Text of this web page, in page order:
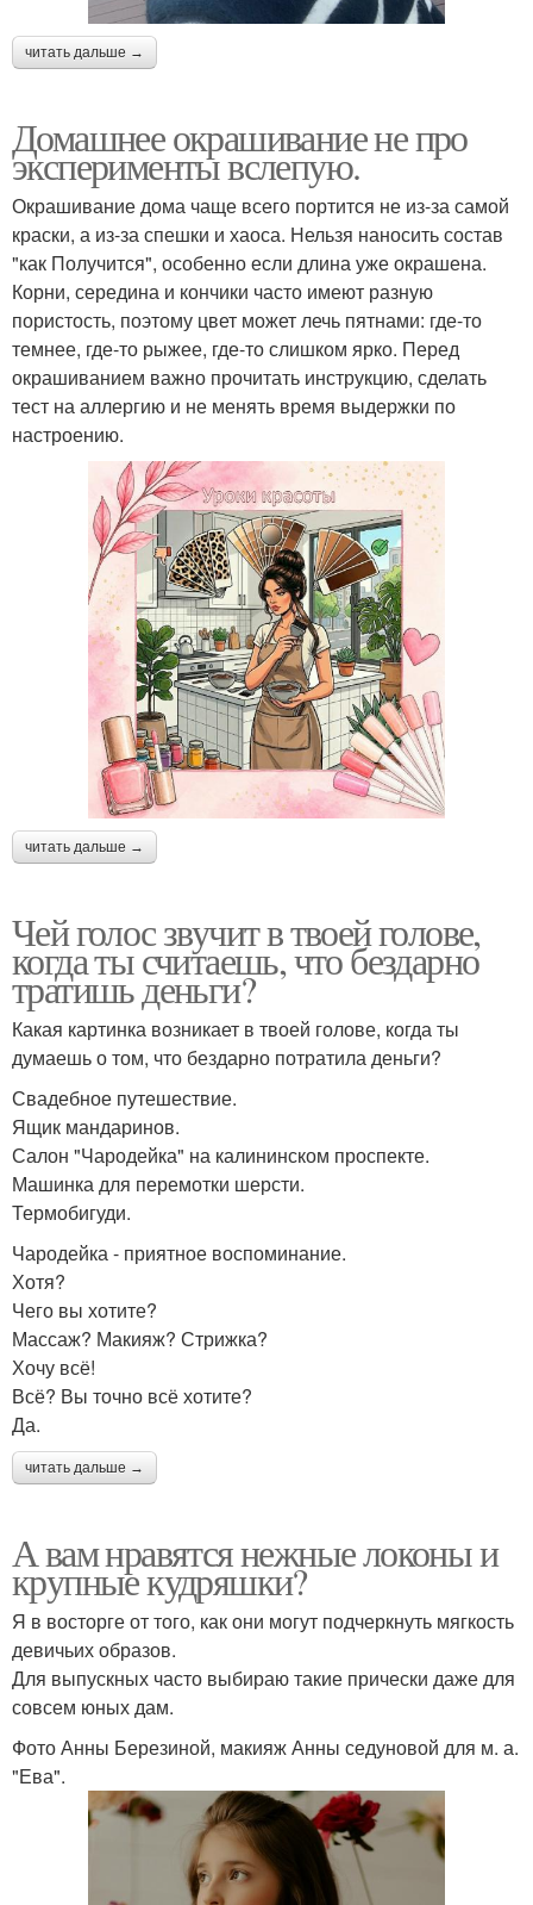
читать дальше →
Домашнее окрашивание не про
эксперименты вслепую.
Окрашивание дома чаще всего портится не из-за самой
краски, а из-за спешки и хаоса. Нельзя наносить состав
"как Получится", особенно если длина уже окрашена.
Корни, середина и кончики часто имеют разную
пористость, поэтому цвет может лечь пятнами: где-то
темнее, где-то рыжее, где-то слишком ярко. Перед
окрашиванием важно прочитать инструкцию, сделать
тест на аллергию и не менять время выдержки по
настроению.
читать дальше →
Чей голос звучит в твоей голове,
когда ты считаешь, что бездарно
тратишь деньги?
Какая картинка возникает в твоей голове, когда ты
думаешь о том, что бездарно потратила деньги?
Свадебное путешествие.
Ящик мандаринов.
Салон "Чародейка" на калининском проспекте.
Машинка для перемотки шерсти.
Термобигуди.
Чародейка - приятное воспоминание.
Хотя?
Чего вы хотите?
Массаж? Макияж? Стрижка?
Хочу всё!
Всё? Вы точно всё хотите?
Да.
читать дальше →
А вам нравятся нежные локоны и
крупные кудряшки?
Я в восторге от того, как они могут подчеркнуть мягкость
девичьих образов.
Для выпускных часто выбираю такие прически даже для
совсем юных дам.
Фото Анны Березиной, макияж Анны седуновой для м. а.
"Ева".